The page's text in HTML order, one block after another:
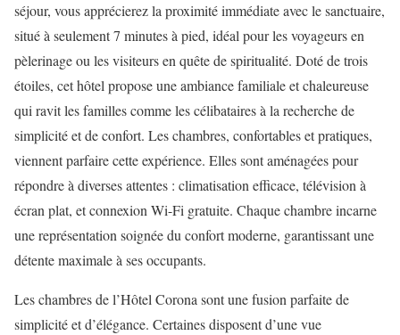
séjour, vous apprécierez la proximité immédiate avec le sanctuaire,
situé à seulement 7 minutes à pied, idéal pour les voyageurs en
pèlerinage ou les visiteurs en quête de spiritualité. Doté de trois
étoiles, cet hôtel propose une ambiance familiale et chaleureuse
qui ravit les familles comme les célibataires à la recherche de
simplicité et de confort. Les chambres, confortables et pratiques,
viennent parfaire cette expérience. Elles sont aménagées pour
répondre à diverses attentes : climatisation efficace, télévision à
écran plat, et connexion Wi-Fi gratuite. Chaque chambre incarne
une représentation soignée du confort moderne, garantissant une
détente maximale à ses occupants.
Les chambres de l’Hôtel Corona sont une fusion parfaite de
simplicité et d’élégance. Certaines disposent d’une vue